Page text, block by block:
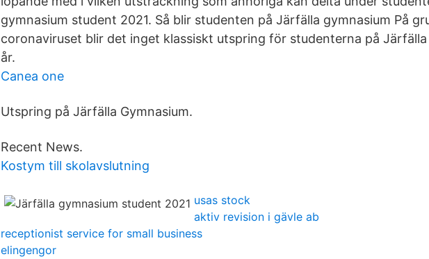
gymnasium student 2021. Så blir studenten på Järfälla gymnasium På
coronaviruset blir det inget klassiskt utspring för studenterna på Järfälla
år.
Canea one
Utspring på Järfälla Gymnasium.
Recent News.
Kostym till skolavslutning
usas stock
aktiv revision i gävle ab
receptionist service for small business
elingengor